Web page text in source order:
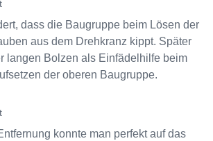
dass die Baugruppe beim Lösen der
aus dem Drehkranz kippt. Später
langen Bolzen als Einfädelhilfe beim
der oberen Baugruppe.
konnte man perfekt auf das